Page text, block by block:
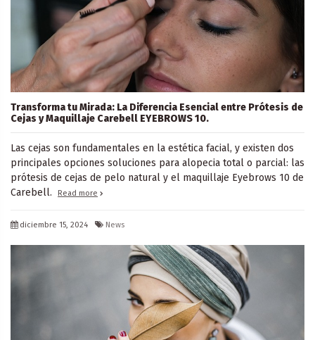
Transforma tu Mirada: La Diferencia Esencial entre Prótesis de
Cejas y Maquillaje Carebell EYEBROWS 10.
Las cejas son fundamentales en la estética facial, y existen dos
principales opciones soluciones para alopecia total o parcial: las
prótesis de cejas de pelo natural y el maquillaje Eyebrows 10 de
Carebell.
Read more
diciembre 15, 2024 News